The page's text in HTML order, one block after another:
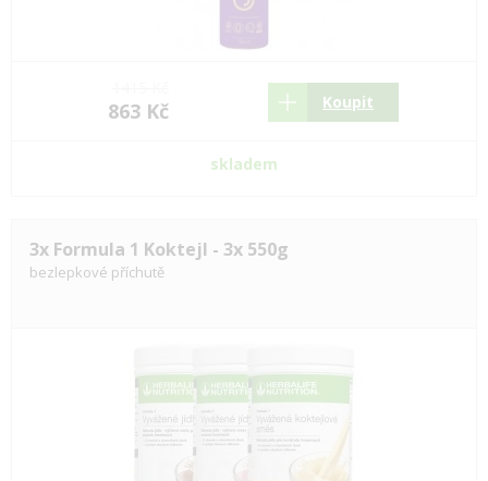
863 Kč Koupit
skladem
3x Formula 1 Koktejl - 3x 550g
bezlepkové příchutě